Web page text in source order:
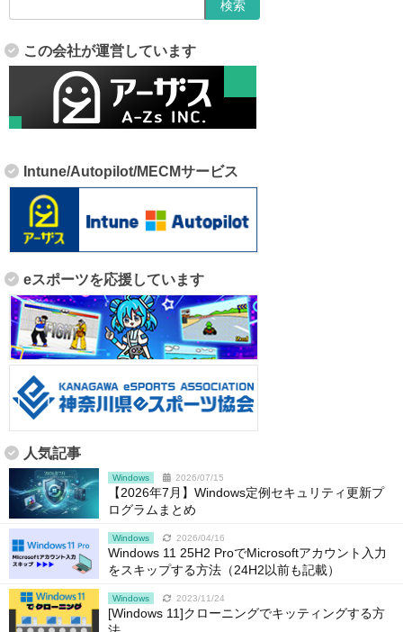
この会社が運営しています
Intune/Autopilot/MECMサービス
eスポーツを応援しています
人気記事
Windows 2026/07/15
【2026年7月】Windows定例セキュリティ更新プ
ログラムまとめ
Windows 2026/04/16
Windows 11 25H2 ProでMicrosoftアカウント入力
をスキップする方法（24H2以前も記載）
Windows 2023/11/24
[Windows 11]クローニングでキッティングする方